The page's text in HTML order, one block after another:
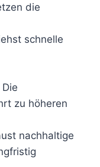
die
schnelle
Die
zu höheren
nachhaltige